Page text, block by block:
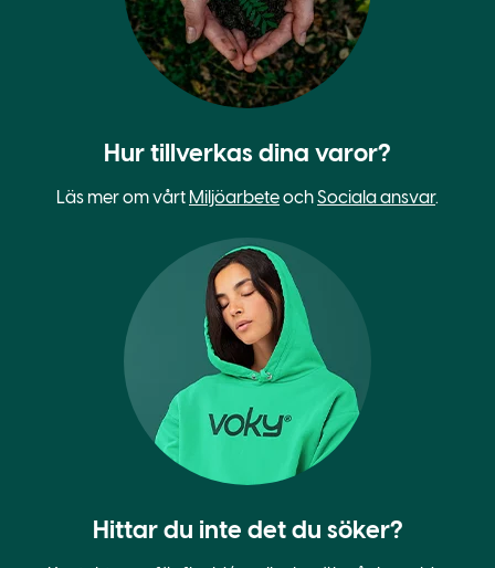
Hur tillverkas dina varor?
Läs mer om vårt MiljöarbeteochSociala ansvar.
Hittar du inte det du söker?